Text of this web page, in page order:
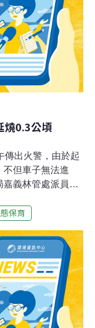
頂者。據BBC報
博這一側已經開始
燒0.3公頃
傳出火警，由於起
不但車子無法進
嘉義林管處派員輪
表示，這起火警
草山村交界處，
找路進去，開闢防
，但持續密切監
狀況在3月1日晚間
保育